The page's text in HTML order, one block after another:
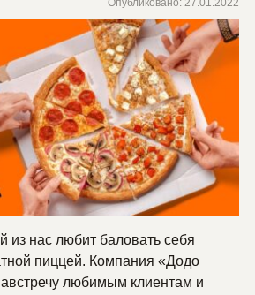
Опубликовано: 27.01.2022
из нас любит баловать себя
пиццей. Компания «Додо
любимым клиентам и